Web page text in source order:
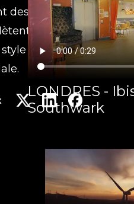
des produits
le
intemporel
LONDRES -
Southwark